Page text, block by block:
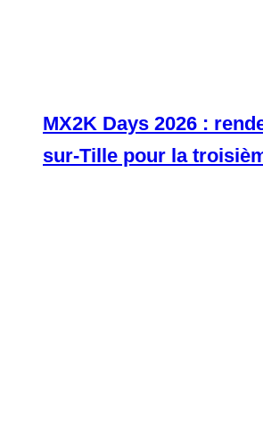
MX2K Days 2026 :
sur-Tille pour la